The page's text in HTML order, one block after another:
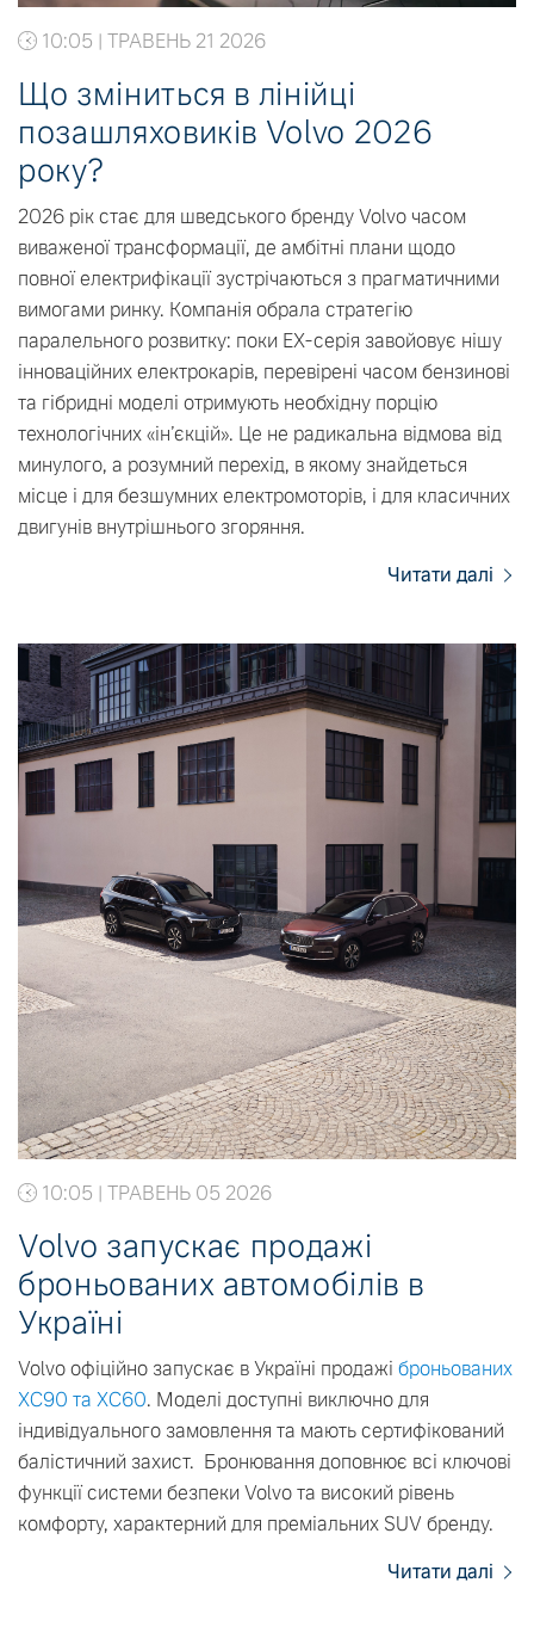
10:05 | ТРАВЕНЬ 21 2026
Що зміниться в лінійці
позашляховиків Volvo 2026
року?
2026 рік стає для шведського бренду Volvo часом
виваженої трансформації, де амбітні плани щодо
повної електрифікації зустрічаються з прагматичними
вимогами ринку. Компанія обрала стратегію
паралельного розвитку: поки EX-серія завойовує нішу
інноваційних електрокарів, перевірені часом бензинові
та гібридні моделі отримують необхідну порцію
технологічних «ін’єкцій». Це не радикальна відмова від
минулого, а розумний перехід, в якому знайдеться
місце і для безшумних електромоторів, і для класичних
двигунів внутрішнього згоряння.
Читати далі
10:05 | ТРАВЕНЬ 05 2026
Volvo запускає продажі
броньованих автомобілів в
Україні
Volvo офіційно запускає в Україні продажі броньованих
XC90 та XC60. Моделі доступні виключно для
індивідуального замовлення та мають сертифікований
балістичний захист. Бронювання доповнює всі ключові
функції системи безпеки Volvо та високий рівень
комфорту, характерний для преміальних SUV бренду.
Читати далі